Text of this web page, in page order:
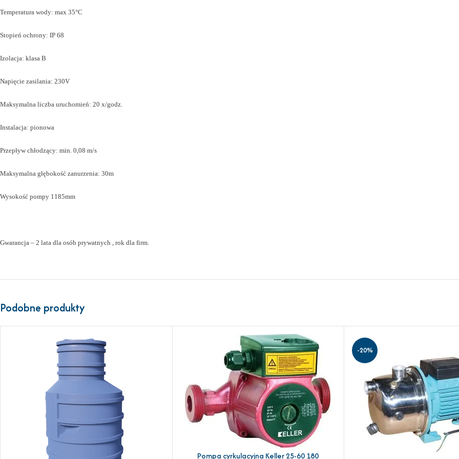
Temperatura wody: max 35°C
Stopień ochrony: IP 68
Izolacja: klasa B
Napięcie zasilania: 230V
Maksymalna liczba uruchomień: 20 x/godz.
Instalacja: pionowa
Przepływ chłodzący: min. 0,08 m/s
Maksymalna głębokość zanurzenia: 30m
Wysokość pompy 1185mm
Gwarancja – 2 lata dla osób prywatnych , rok dla firm.
Podobne produkty
DODAJ DO KOSZYKA
Pompa cyrkulacyjna Keller 25-60 180
-20%